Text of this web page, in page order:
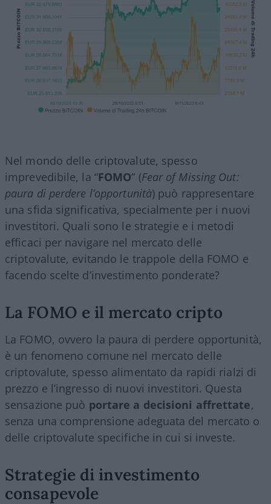
Nel mondo delle criptovalute, spesso
imprevedibile, la “FOMO” (Fear of Missing Out:
paura di perdere l’opportunità) può rappresentare
una sfida significativa, specialmente per i nuovi
investitori. Quali sono le strategie e i metodi
efficaci per navigare nel mercato delle
criptovalute, evitando le trappole della FOMO e
facendo scelte d’investimento ponderate?
La FOMO e il mercato cripto
La FOMO, ovvero la paura di perdere opportunità,
è un fenomeno comune nel mercato delle
criptovalute, spesso alimentato da rapidi rialzi di
prezzo e l’ingresso di nuovi investitori. Questa
sensazione può portare a decisioni affrettate,
senza una comprensione adeguata del mercato o
delle criptovalute specifiche in cui si investe.
Strategie di investimento
consapevole